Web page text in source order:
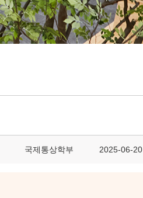
국제통상학부 2025-06-20